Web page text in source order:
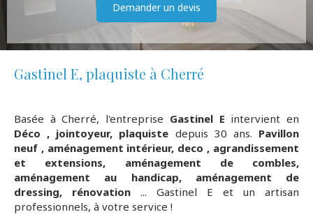
Demander un devis
Gastinel E, plaquiste à Cherré
Basée à Cherré, l'entreprise Gastinel E intervient en
Déco , jointoyeur, plaquiste depuis 30 ans. Pavillon
neuf , aménagement intérieur, deco , agrandissement
et extensions, aménagement de combles,
aménagement au handicap, aménagement de
dressing, rénovation ... Gastinel E et un artisan
professionnels, à votre service !